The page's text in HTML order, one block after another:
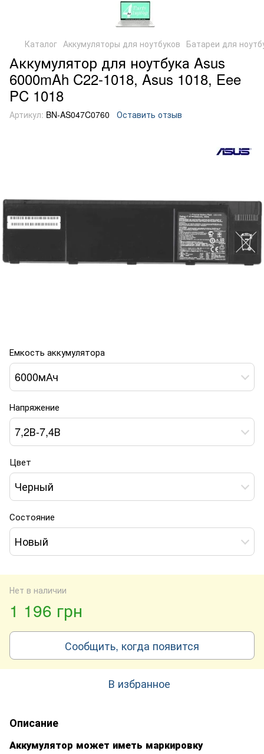
Каталог Аккумуляторы для ноутбуков Батареи для
Аккумулятор для ноутбука Asus
6000mAh C22-1018, Asus 1018, Eee
PC 1018
Артикул: BN-AS047C0760 Оставить отзыв
Емкость аккумулятора
6000мАч
Напряжение
7,2В-7,4В
Цвет
Черный
Состояние
Новый
Нет в наличии
1 196 грн
Сообщить, когда появится
В избранное
Описание
Аккумулятор может иметь маркировку